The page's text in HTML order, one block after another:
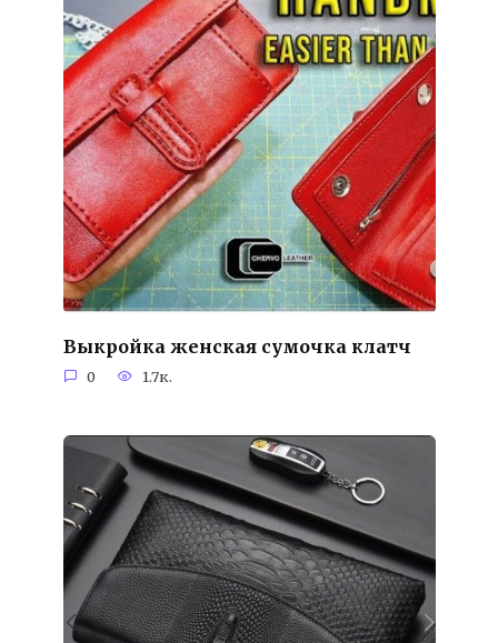
Выкройка женская сумочка клатч
0 1.7к.